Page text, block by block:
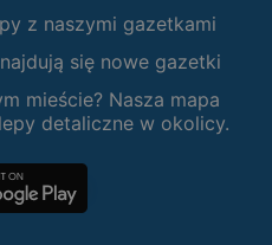
z naszymi gazetkami
się nowe gazetki
mieście? Nasza mapa
detaliczne w okolicy.